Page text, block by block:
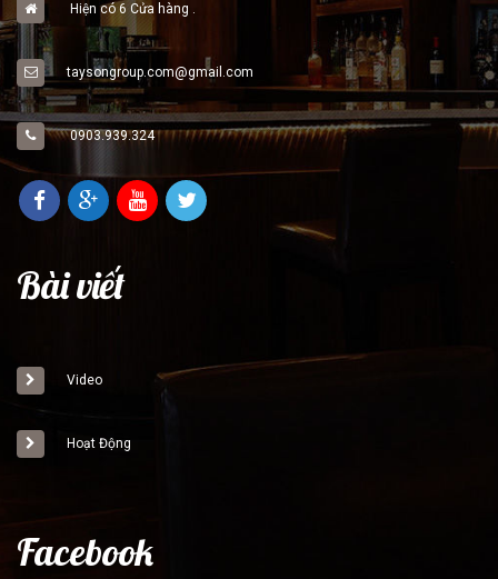
Hiện có 6 Cửa hàng .
taysongroup.com@gmail.com
0903.939.324
Bài viết
Video
Hoạt Động
Facebook